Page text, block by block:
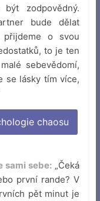
zodpovědný.
bude dělat
o svou
to je ten
sebevědomí,
se lásky tím více,
chaosu
sami sebe: „Čeká
první rande? V
pět minut je